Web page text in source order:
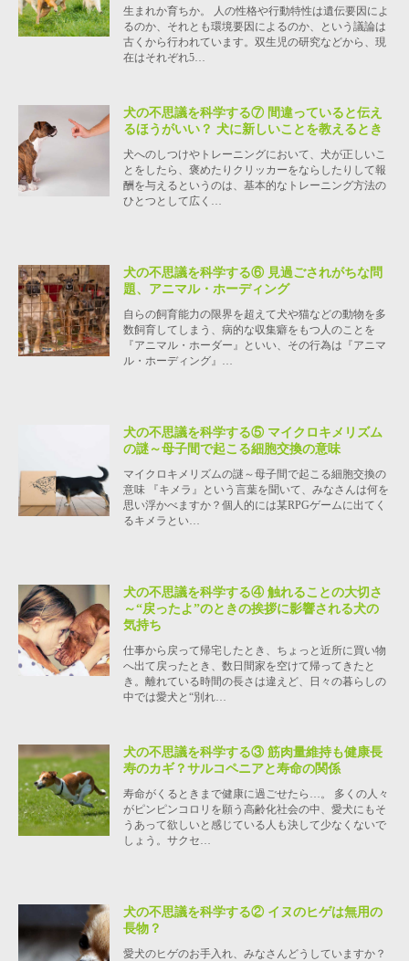
生まれか育ちか。 人の性格や行動特性は遺伝要因によ
るのか、それとも環境要因によるのか、という議論は
古くから行われています。双生児の研究などから、現
在はそれぞれ5…
犬の不思議を科学する⑦ 間違っていると伝え
るほうがいい？ 犬に新しいことを教えるとき
犬へのしつけやトレーニングにおいて、犬が正しいこ
とをしたら、褒めたりクリッカーをならしたりして報
酬を与えるというのは、基本的なトレーニング方法の
ひとつとして広く…
犬の不思議を科学する⑥ 見過ごされがちな問
題、アニマル・ホーディング
自らの飼育能力の限界を超えて犬や猫などの動物を多
数飼育してしまう、病的な収集癖をもつ人のことを
『アニマル・ホーダー』といい、その行為は『アニマ
ル・ホーディング』…
犬の不思議を科学する⑤ マイクロキメリズム
の謎～母子間で起こる細胞交換の意味
マイクロキメリズムの謎～母子間で起こる細胞交換の
意味 『キメラ』という言葉を聞いて、みなさんは何を
思い浮かべますか？個人的には某RPGゲームに出てく
るキメラとい…
犬の不思議を科学する④ 触れることの大切さ
～“戻ったよ”のときの挨拶に影響される犬の
気持ち
仕事から戻って帰宅したとき、ちょっと近所に買い物
へ出て戻ったとき、数日間家を空けて帰ってきたと
き。離れている時間の長さは違えど、日々の暮らしの
中では愛犬と“別れ…
犬の不思議を科学する③ 筋肉量維持も健康長
寿のカギ？サルコペニアと寿命の関係
寿命がくるときまで健康に過ごせたら…。 多くの人々
がピンピンコロリを願う高齢化社会の中、愛犬にもそ
うあって欲しいと感じている人も決して少なくないで
しょう。サクセ…
犬の不思議を科学する② イヌのヒゲは無用の
長物？
愛犬のヒゲのお手入れ、みなさんどうしていますか？